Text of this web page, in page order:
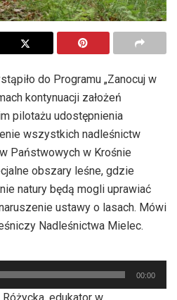
do Programu „Zanocuj w
kontynuacji założeń
pilotażu udostępnienia
wszystkich nadleśnictw
Państwowych w Krośnie
obszary leśne, gdzie
natury będą mogli uprawiać
ustawy o lasach. Mówi
Nadleśnictwa Mielec.
00:00